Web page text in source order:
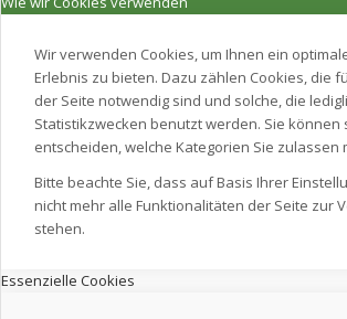
Wir verwenden Cookies, um Ihnen ein
Erlebnis zu bieten. Dazu zählen Cookies, die
der Seite notwendig sind und solche, die
Statistikzwecken benutzt werden. Sie können
entscheiden, welche Kategorien Sie zulassen
Bitte beachte Sie, dass auf Basis Ihrer
nicht mehr alle Funktionalitäten der Seite zur
stehen.
Essenzielle Cookies